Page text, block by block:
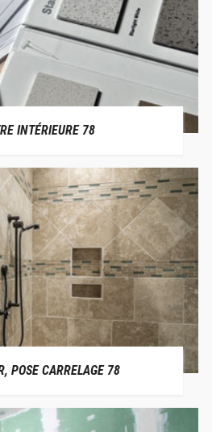
INTÉRIEURE 78
POSE CARRELAGE 78